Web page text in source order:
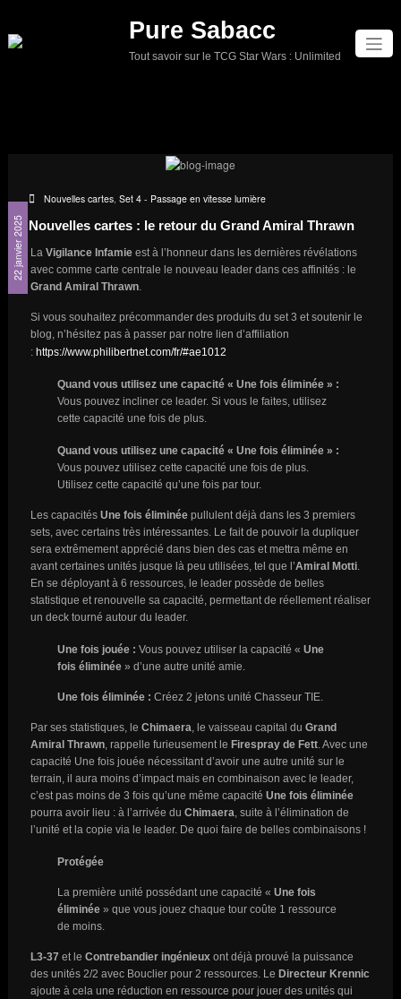
contenu
Pure Sabacc
Tout savoir sur le TCG Star Wars : Unlimited
22 janvier 2025
Nouvelles cartes, Set 4 - Passage en vitesse lumière
Nouvelles cartes : le retour du Grand Amiral Thrawn
La Vigilance Infamie est à l’honneur dans les dernières révélations
avec comme carte centrale le nouveau leader dans ces affinités : le
Grand Amiral Thrawn.
Si vous souhaitez précommander des produits du set 3 et soutenir le
blog, n’hésitez pas à passer par notre lien d’affiliation
: https://www.philibertnet.com/fr/#ae1012
Quand vous utilisez une capacité « Une fois éliminée » :
Vous pouvez incliner ce leader. Si vous le faites, utilisez
cette capacité une fois de plus.
Quand vous utilisez une capacité « Une fois éliminée » :
Vous pouvez utilisez cette capacité une fois de plus.
Utilisez cette capacité qu’une fois par tour.
Les capacités Une fois éliminéepullulent déjà dans les 3 premiers
sets, avec certains très intéressantes. Le fait de pouvoir la dupliquer
sera extrêmement apprécié dans bien des cas et mettra même en
avant certaines unités jusque là peu utilisées, tel que l’Amiral Motti.
En se déployant à 6 ressources, le leader possède de belles
statistique et renouvelle sa capacité, permettant de réellement réaliser
un deck tourné autour du leader.
Une fois jouée : Vous pouvez utiliser la capacité « Une
fois éliminée» d’une autre unité amie.
Une fois éliminée : Créez 2 jetons unité Chasseur TIE.
Par ses statistiques, le Chimaera, le vaisseau capital du Grand
Amiral Thrawn, rappelle furieusement le Firespray de Fett. Avec une
capacité Une fois jouée nécessitant d’avoir une autre unité sur le
terrain, il aura moins d’impact mais en combinaison avec le leader,
c’est pas moins de 3 fois qu’une même capacité Une fois éliminée
pourra avoir lieu : à l’arrivée du Chimaera, suite à l’élimination de
l’unité et la copie via le leader. De quoi faire de belles combinaisons !
Protégée
La première unité possédant une capacité « Une fois
éliminée» que vous jouez chaque tour coûte 1 ressource
de moins.
L3-37 et le Contrebandier ingénieuxont déjà prouvé la puissance
des unités 2/2 avec Bouclier pour 2 ressources. Le Directeur Krennic
ajoute à cela une réduction en ressource pour jouer des unités qui